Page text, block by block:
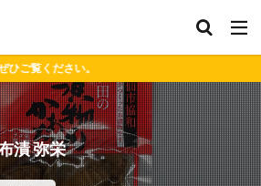
。
漬 弥栄